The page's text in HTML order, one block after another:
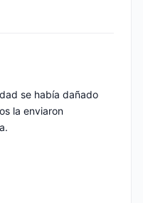
se había dañado
la enviaron